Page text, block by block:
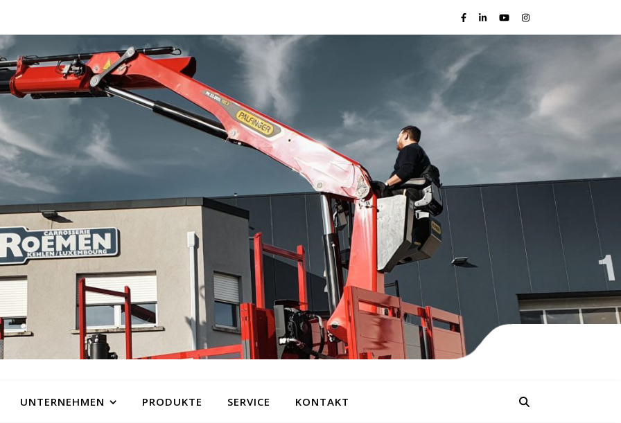
UNTERNEHMEN PRODUKTE SERVICE KONTAKT